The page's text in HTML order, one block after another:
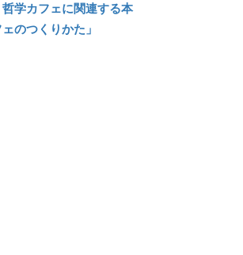
学カフェに関連する本
ェのつくりかた」